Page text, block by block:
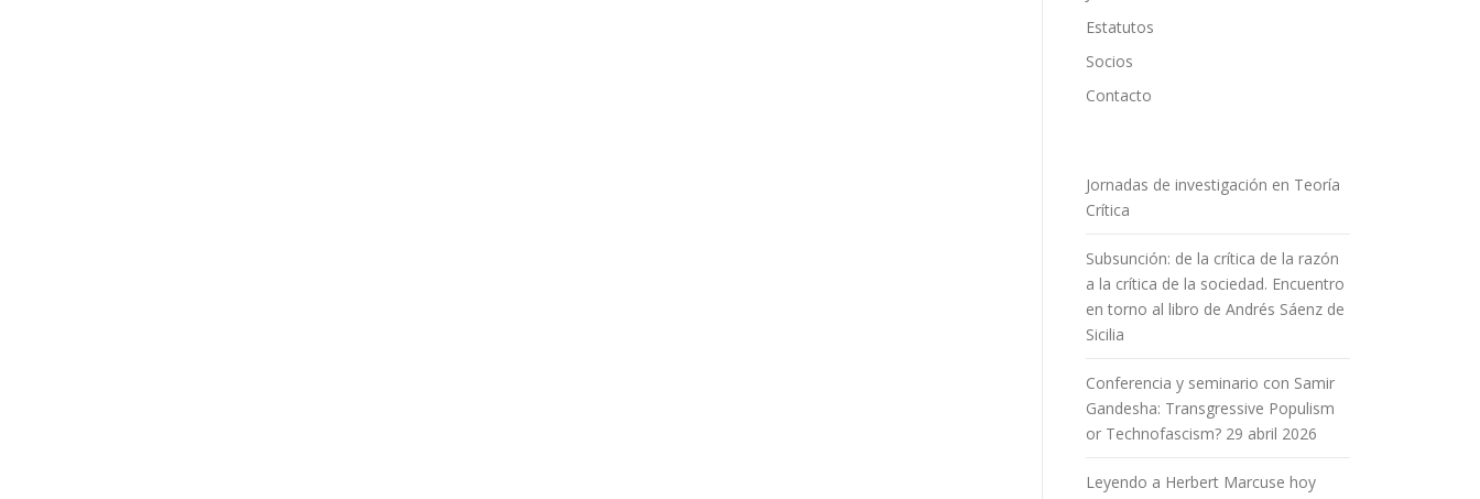
Estatutos
Socios
Contacto
Jornadas de investigación en Teoría
Crítica
Subsunción: de la crítica de la razón
a la crítica de la sociedad. Encuentro
en torno al libro de Andrés Sáenz de
Sicilia
Conferencia y seminario con Samir
Gandesha: Transgressive Populism
or Technofascism? 29 abril 2026
Leyendo a Herbert Marcuse hoy